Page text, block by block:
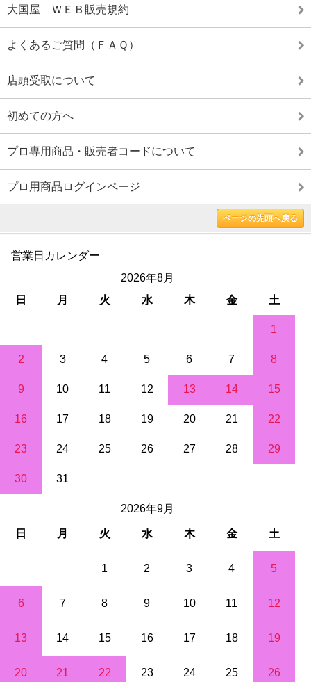
大国屋 ＷＥＢ販売規約
よくあるご質問（ＦＡＱ）
店頭受取について
初めての方へ
プロ専用商品・販売者コードについて
プロ用商品ログインページ
ページの先頭へ戻る
営業日カレンダー
2026年8月
日
月 火 水 木 金 土
1
2 3 4 5 6 7 8
9 10 11 12 13 14 15
16 17 18 19 20 21 22
23 24 25 26 27 28 29
30 31
2026年9月
日 月 火 水 木 金 土
1 2 3 4 5
6 7 8 9 10 11 12
13 14 15 16 17 18 19
20 21 22 23 24 25 26